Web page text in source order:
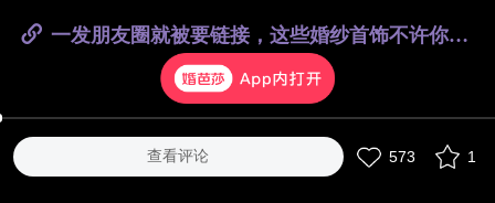
✨羽毛亮片披风——志玲姐姐的大婚晚宴造型
👸公主风大拖尾——唐嫣婚礼仪式主纱
🥂旗袍敬酒服——刘诗诗大婚敬酒服
一发朋友圈就被要链接，这些婚纱首饰不许你不知道！
查看评论 573 1